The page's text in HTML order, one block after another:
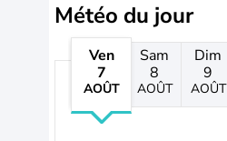
Météo du jour
Ven
7
AOÛT
Sam
8
AOÛT
Dim
9
AOÛT